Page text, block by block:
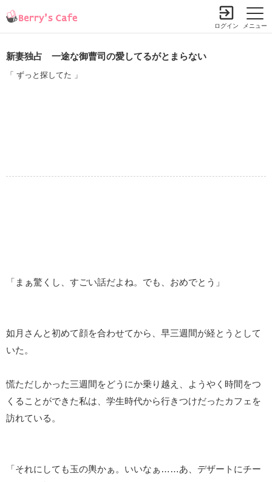
メニュー
ログイン
新妻独占 一途な御曹司の愛してるがとまらない
「 ずっと探してた 」
「まぁ驚くし、すごい話だよね。でも、おめでとう」
如月さんと初めて顔を合わせてから、早三週間が経とうとして
いた。
慌ただしかった三週間をどうにか乗り越え、ようやく時間をつ
くることができた私は、学生時代から行きつけだったカフェを
訪れている。
「それにしても玉の輿かぁ。いいなぁ……あ、デザートにチー